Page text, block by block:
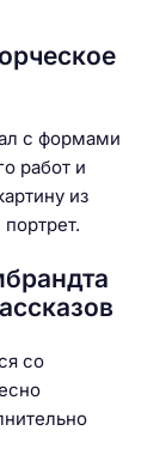
с формами
работ и
из
со